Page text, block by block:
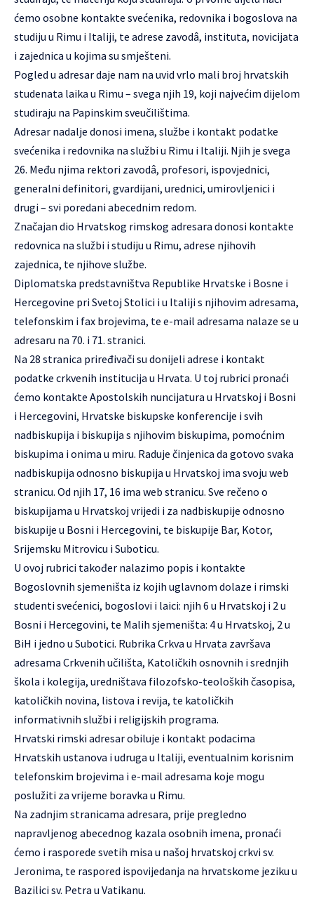
ćemo osobne kontakte svećenika, redovnika i bogoslova na
studiju u Rimu i Italiji, te adrese zavodâ, instituta, novicijata
i zajednica u kojima su smješteni.
Pogled u adresar daje nam na uvid vrlo mali broj hrvatskih
studenata laika u Rimu – svega njih 19, koji najvećim dijelom
studiraju na Papinskim sveučilištima.
Adresar nadalje donosi imena, službe i kontakt podatke
svećenika i redovnika na službi u Rimu i Italiji. Njih je svega
26. Među njima rektori zavodâ, profesori, ispovjednici,
generalni definitori, gvardijani, urednici, umirovljenici i
drugi – svi poredani abecednim redom.
Značajan dio Hrvatskog rimskog adresara donosi kontakte
redovnica na službi i studiju u Rimu, adrese njihovih
zajednica, te njihove službe.
Diplomatska predstavništva Republike Hrvatske i Bosne i
Hercegovine pri Svetoj Stolici i u Italiji s njihovim adresama,
telefonskim i fax brojevima, te e-mail adresama nalaze se u
adresaru na 70. i 71. stranici.
Na 28 stranica priređivači su donijeli adrese i kontakt
podatke crkvenih institucija u Hrvata. U toj rubrici pronaći
ćemo kontakte Apostolskih nuncijatura u Hrvatskoj i Bosni
i Hercegovini, Hrvatske biskupske konferencije i svih
nadbiskupija i biskupija s njihovim biskupima, pomoćnim
biskupima i onima u miru. Raduje činjenica da gotovo svaka
nadbiskupija odnosno biskupija u Hrvatskoj ima svoju web
stranicu. Od njih 17, 16 ima web stranicu. Sve rečeno o
biskupijama u Hrvatskoj vrijedi i za nadbiskupije odnosno
biskupije u Bosni i Hercegovini, te biskupije Bar, Kotor,
Srijemsku Mitrovicu i Suboticu.
U ovoj rubrici također nalazimo popis i kontakte
Bogoslovnih sjemeništa iz kojih uglavnom dolaze i rimski
studenti svećenici, bogoslovi i laici: njih 6 u Hrvatskoj i 2 u
Bosni i Hercegovini, te Malih sjemeništa: 4 u Hrvatskoj, 2 u
BiH i jedno u Subotici. Rubrika Crkva u Hrvata završava
adresama Crkvenih učilišta, Katoličkih osnovnih i srednjih
škola i kolegija, uredništava filozofsko-teoloških časopisa,
katoličkih novina, listova i revija, te katoličkih
informativnih službi i religijskih programa.
Hrvatski rimski adresar obiluje i kontakt podacima
Hrvatskih ustanova i udruga u Italiji, eventualnim korisnim
telefonskim brojevima i e-mail adresama koje mogu
poslužiti za vrijeme boravka u Rimu.
Na zadnjim stranicama adresara, prije pregledno
napravljenog abecednog kazala osobnih imena, pronaći
ćemo i rasporede svetih misa u našoj hrvatskoj crkvi sv.
Jeronima, te raspored ispovijedanja na hrvatskome jeziku u
Bazilici sv. Petra u Vatikanu.